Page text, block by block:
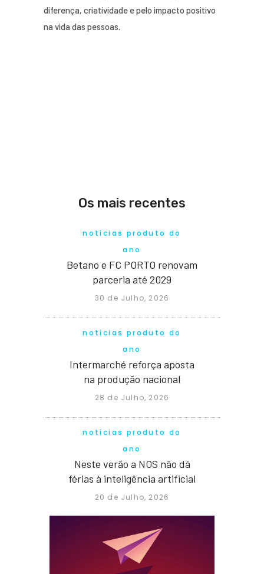
diferença, criatividade e pelo impacto positivo
na vida das pessoas.
Os mais recentes
notícias produto do
ano
Betano e FC PORTO renovam
parceria até 2029
30 de Julho, 2026
notícias produto do
ano
Intermarché reforça aposta
na produção nacional
28 de Julho, 2026
notícias produto do
ano
Neste verão a NOS não dá
férias à inteligência artificial
20 de Julho, 2026